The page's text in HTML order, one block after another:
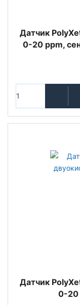
Датчик
0-20 ppm,
Датчик
0-20